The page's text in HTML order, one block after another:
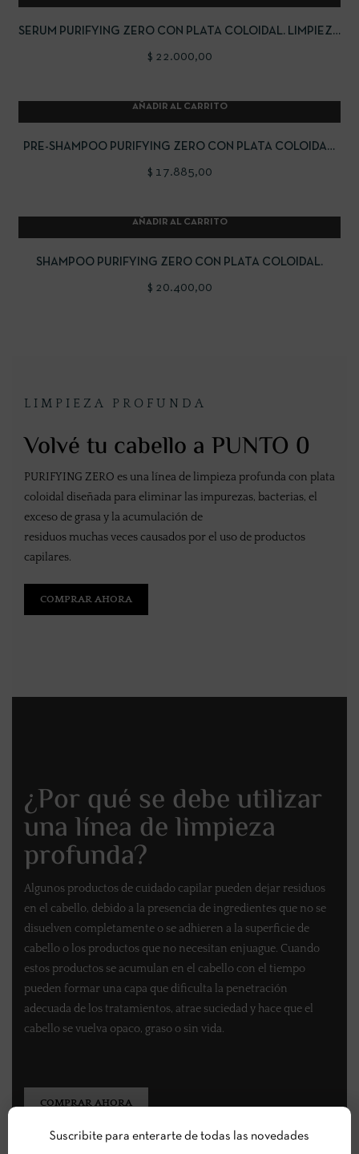
SERUM PURIFYING ZERO CON PLATA COLOIDAL. LIMPIEZA
$ 22.000,00
AÑADIR AL CARRITO
PRE-SHAMPOO PURIFYING ZERO CON PLATA COLOIDAL.
$ 17.885,00
AÑADIR AL CARRITO
SHAMPOO PURIFYING ZERO CON PLATA COLOIDAL.
$ 20.400,00
LIMPIEZA PROFUNDA
Volvé tu cabello a PUNTO 0
PURIFYING ZERO es una línea de limpieza profunda con plata
coloidal diseñada para eliminar las impurezas, bacterias, el
exceso de grasa y la acumulación de
residuos muchas veces causados por el uso de productos
capilares.
COMPRAR AHORA
¿Por qué se debe utilizar
una línea de limpieza
profunda?
Algunos productos de cuidado capilar pueden dejar residuos
en el cabello, debido a la presencia de ingredientes que no se
disuelven completamente o se adhieren a la superficie de
cabello o los productos que no necesitan enjuague. Cuando
estos productos se acumulan en el cabello con el tiempo
pueden formar una capa que dificulta la penetración
adecuada de los tratamientos, atrae suciedad y hace que el
cabello se vuelva opaco, graso o sin vida.
COMPRAR AHORA
Suscribite para enterarte de todas las novedades